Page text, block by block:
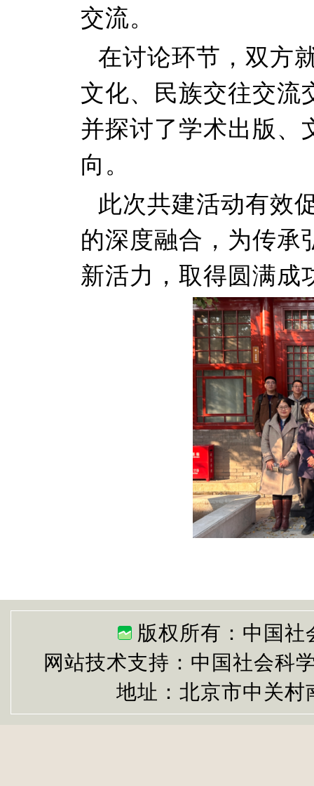
交流。
在讨论环节，双方
文化、民族交往交流
并探讨了学术出版、
向。
此次共建活动有效
的深度融合，为传承
新活力，取得圆满成
版权所有：中国
网站技术支持：中国社会科
地址：北京市中关村